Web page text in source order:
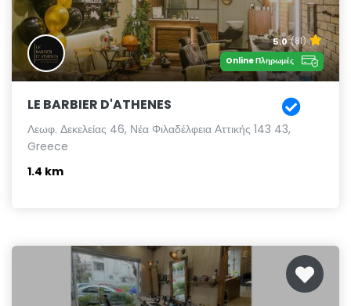
5.0 (81)
Online Πληρωμές
LE BARBIER D'ATHENES
Λεωφ. Δεκελείας 46, Νέα Φιλαδέλφεια Αττικής 143 43,
Greece
1.4 km